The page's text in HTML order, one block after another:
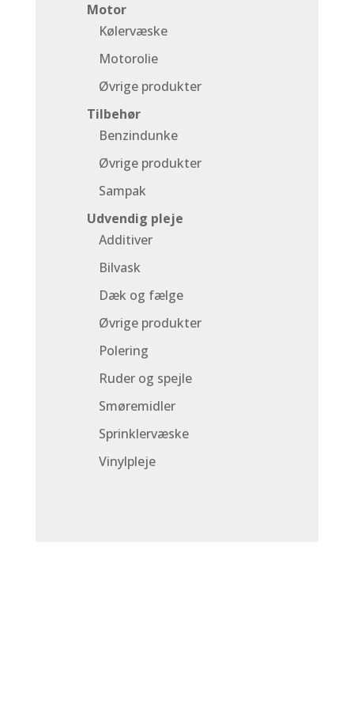
Motor
Kølervæske
Motorolie
Øvrige produkter
Tilbehør
Benzindunke
Øvrige produkter
Sampak
Udvendig pleje
Additiver
Bilvask
Dæk og fælge
Øvrige produkter
Polering
Ruder og spejle
Smøremidler
Sprinklervæske
Vinylpleje